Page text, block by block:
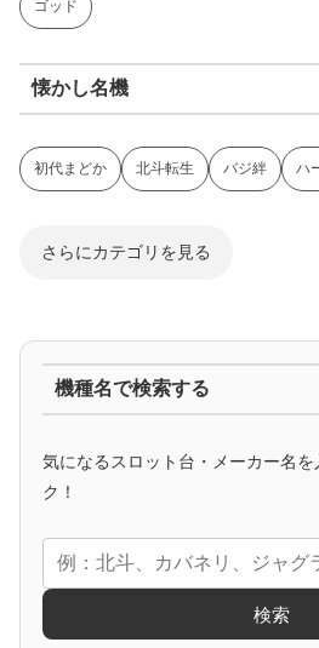
ゴッド
懐かし名機
初代まどか 北斗転生 バジ絆 ハ
さらにカテゴリを見る
アニメタイアップ
エヴァ コードギアス 化物語 炎
機種名で検索する
気になるスロット台・メーカー名
ク！
検索